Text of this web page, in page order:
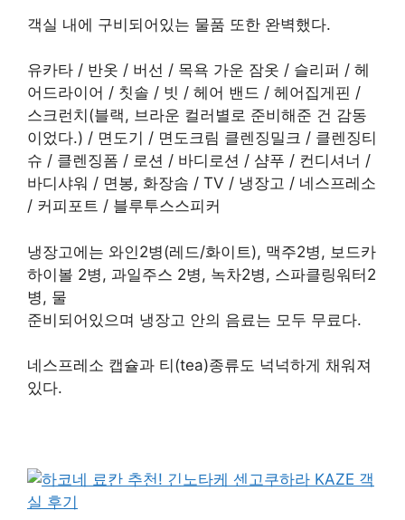
객실 내에 구비되어있는 물품 또한 완벽했다.
유카타 / 반옷 / 버선 / 목욕 가운 잠옷 / 슬리퍼 / 헤
어드라이어 / 칫솔 / 빗 / 헤어 밴드 / 헤어집게핀 /
스크런치(블랙, 브라운 컬러별로 준비해준 건 감동
이었다.) / 면도기 / 면도크림 클렌징밀크 / 클렌징티
슈 / 클렌징폼 / 로션 / 바디로션 / 샴푸 / 컨디셔너 /
바디샤워 / 면봉, 화장솜 / TV / 냉장고 / 네스프레소
/ 커피포트 / 블루투스스피커
냉장고에는 와인2병(레드/화이트), 맥주2병, 보드카
하이볼 2병, 과일주스 2병, 녹차2병, 스파클링워터2
병, 물
준비되어있으며 냉장고 안의 음료는 모두 무료다.
네스프레소 캡슐과 티(tea)종류도 넉넉하게 채워져
있다.